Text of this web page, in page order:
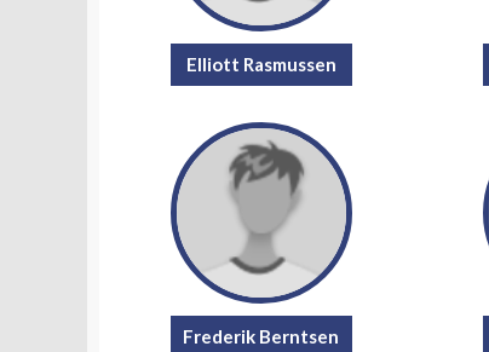
Elliott Rasmussen
Frederik Berntsen